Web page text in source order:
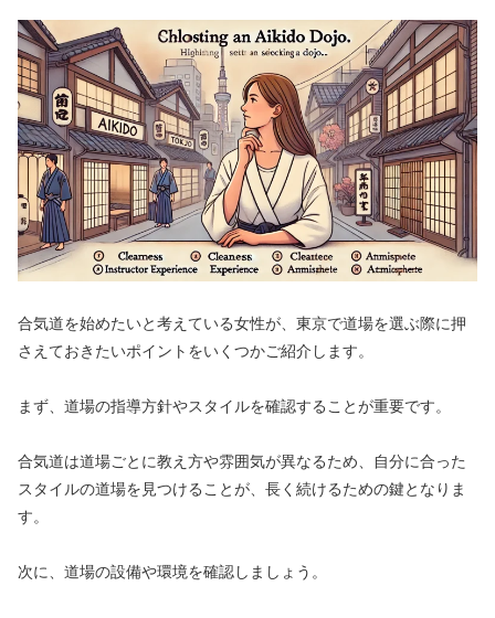
合気道を始めたいと考えている女性が、東京で道場を選ぶ際に押
さえておきたいポイントをいくつかご紹介します。
まず、道場の指導方針やスタイルを確認することが重要です。
合気道は道場ごとに教え方や雰囲気が異なるため、自分に合った
スタイルの道場を見つけることが、長く続けるための鍵となりま
す。
次に、道場の設備や環境を確認しましょう。